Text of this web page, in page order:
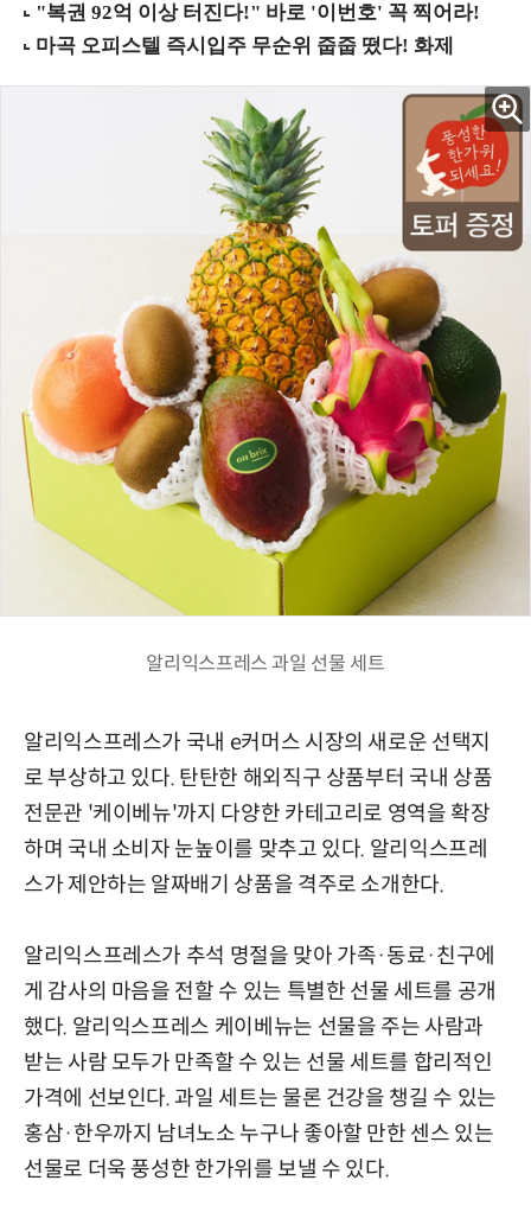
알리익스프레스 과일 선물 세트
알리익스프레스가 국내 e커머스 시장의 새로운 선택지
로 부상하고 있다. 탄탄한 해외직구 상품부터 국내 상품
전문관 '케이베뉴'까지 다양한 카테고리로 영역을 확장
하며 국내 소비자 눈높이를 맞추고 있다. 알리익스프레
스가 제안하는 알짜배기 상품을 격주로 소개한다.
알리익스프레스가 추석 명절을 맞아 가족·동료·친구에
게 감사의 마음을 전할 수 있는 특별한 선물 세트를 공개
했다. 알리익스프레스 케이베뉴는 선물을 주는 사람과
받는 사람 모두가 만족할 수 있는 선물 세트를 합리적인
가격에 선보인다. 과일 세트는 물론 건강을 챙길 수 있는
홍삼·한우까지 남녀노소 누구나 좋아할 만한 센스 있는
선물로 더욱 풍성한 한가위를 보낼 수 있다.